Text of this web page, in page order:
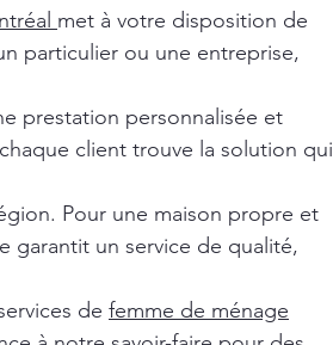
met à votre disposition de
particulier ou une entreprise,
prestation personnalisée et
client trouve la solution qui
Pour une maison propre et
garantit un service de qualité,
de femme de ménage